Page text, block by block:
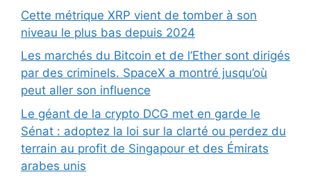
Cette métrique XRP vient de tomber à son
niveau le plus bas depuis 2024
Les marchés du Bitcoin et de l’Ether sont dirigés
par des criminels. SpaceX a montré jusqu’où
peut aller son influence
Le géant de la crypto DCG met en garde le
Sénat : adoptez la loi sur la clarté ou perdez du
terrain au profit de Singapour et des Émirats
arabes unis